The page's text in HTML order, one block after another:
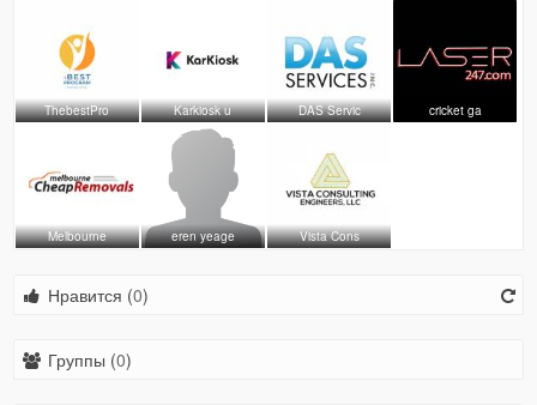
ThebestPro Karkiosk u DAS Servic cricket ga
Melbourne eren yeage Vista Cons
Нравится (0)
Группы (0)